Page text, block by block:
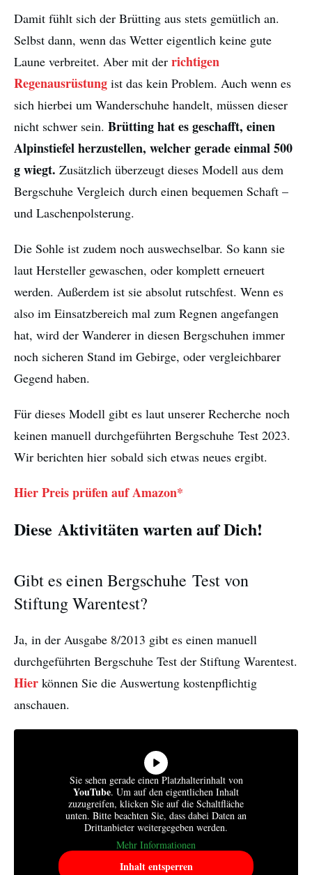
Damit fühlt sich der Brütting aus stets gemütlich an.
Selbst dann, wenn das Wetter eigentlich keine gute
Laune verbreitet. Aber mit der richtigen
Regenausrüstung ist das kein Problem. Auch wenn es
sich hierbei um Wanderschuhe handelt, müssen dieser
nicht schwer sein. Brütting hat es geschafft, einen
Alpinstiefel herzustellen, welcher gerade einmal 500
g wiegt. Zusätzlich überzeugt dieses Modell aus dem
Bergschuhe Vergleich durch einen bequemen Schaft –
und Laschenpolsterung.
Die Sohle ist zudem noch auswechselbar. So kann sie
laut Hersteller gewaschen, oder komplett erneuert
werden. Außerdem ist sie absolut rutschfest. Wenn es
also im Einsatzbereich mal zum Regnen angefangen
hat, wird der Wanderer in diesen Bergschuhen immer
noch sicheren Stand im Gebirge, oder vergleichbarer
Gegend haben.
Für dieses Modell gibt es laut unserer Recherche noch
keinen manuell durchgeführten Bergschuhe Test 2023.
Wir berichten hier sobald sich etwas neues ergibt.
Hier Preis prüfen auf Amazon*
Diese Aktivitäten warten auf Dich!
Gibt es einen Bergschuhe Test von
Stiftung Warentest?
Ja, in der Ausgabe 8/2013 gibt es einen manuell
durchgeführten Bergschuhe Test der Stiftung Warentest.
Hier können Sie die Auswertung kostenpflichtig
anschauen.
Sie sehen gerade einen Platzhalterinhalt von
YouTube. Um auf den eigentlichen Inhalt
zuzugreifen, klicken Sie auf die Schaltfläche
unten. Bitte beachten Sie, dass dabei Daten an
Drittanbieter weitergegeben werden.
Mehr Informationen
Inhalt entsperren